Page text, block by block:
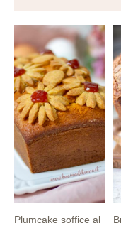
Plumcake soffice al